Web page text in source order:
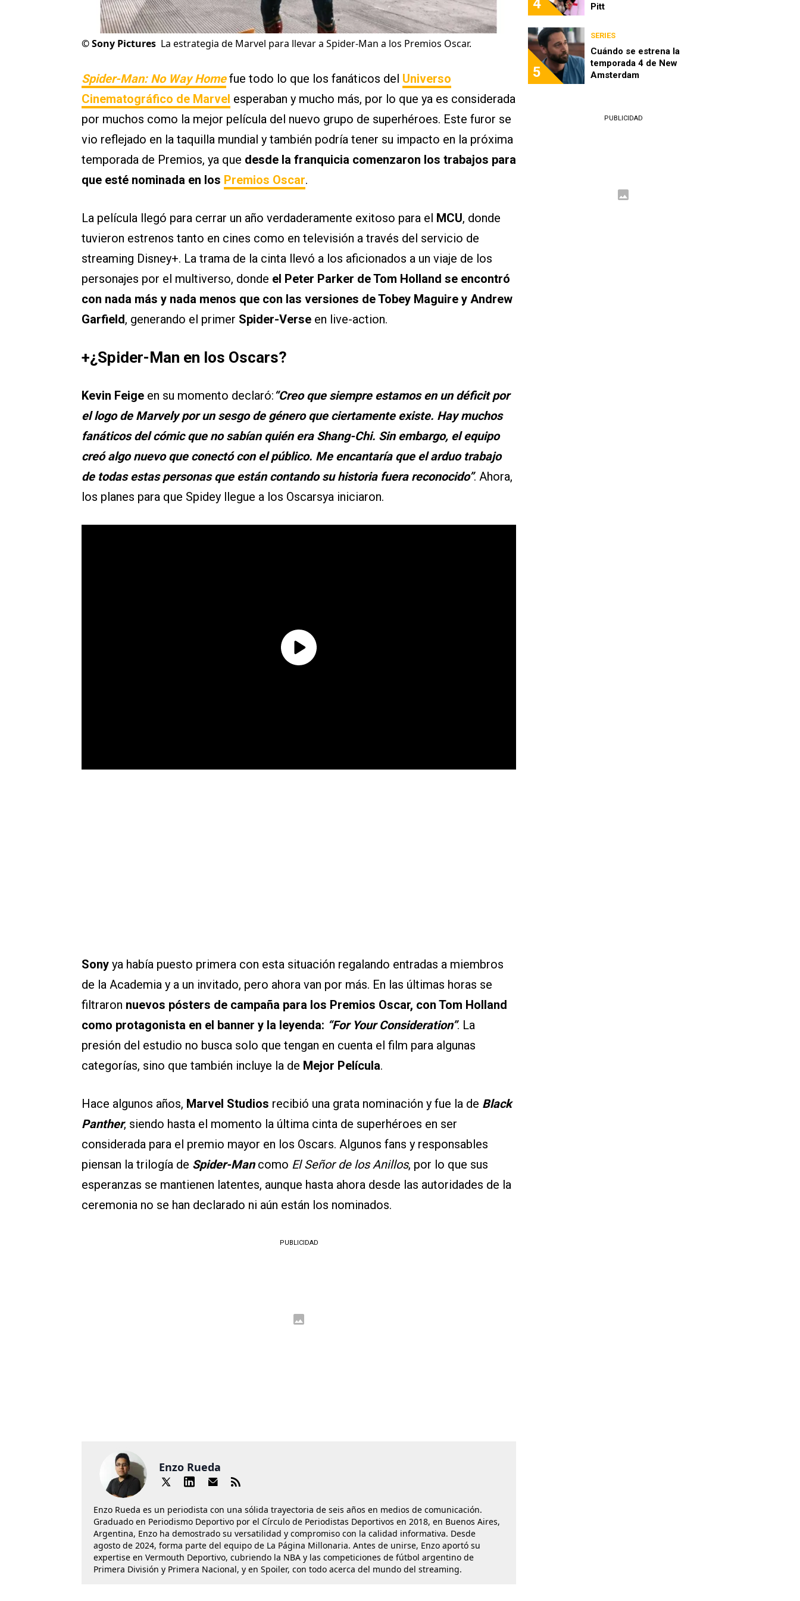
©Sony Pictures La estrategia de Marvel para llevar a Spider-Man a los Premios Oscar.
Spider-Man: No Way Homefue todo lo que los fanáticos del Universo
Cinematográfico de Marvel esperaban y mucho más, por lo que ya es considerada
por muchos como la mejor película del nuevo grupo de superhéroes. Este furor se
vio reflejado en la taquilla mundial y también podría tener su impacto en la próxima
temporada de Premios, ya que desde la franquicia comenzaron los trabajos para
que esté nominada en los Premios Oscar.
La película llegó para cerrar un año verdaderamente exitoso para el MCU, donde
tuvieron estrenos tanto en cines como en televisión a través del servicio de
streaming Disney+. La trama de la cinta llevó a los aficionados a un viaje de los
personajes por el multiverso, donde el Peter Parker de Tom Holland se encontró
con nada más y nada menos que con las versiones de Tobey Maguire y Andrew
Garfield, generando el primer Spider-Verse en live-action.
+¿Spider-Man en los Oscars?
Kevin Feige en su momento declaró:“Creo que siempre estamos en un déficit por
el logo de Marvely por un sesgo de género que ciertamente existe. Hay muchos
fanáticos del cómic que no sabían quién era Shang-Chi. Sin embargo, el equipo
creó algo nuevo que conectó con el público. Me encantaría que el arduo trabajo
de todas estas personas que están contando su historia fuera reconocido”. Ahora,
los planes para que Spidey llegue a los Oscarsya iniciaron.
Sony ya había puesto primera con esta situación regalando entradas a miembros
de la Academia y a un invitado, pero ahora van por más. En las últimas horas se
filtraron nuevos pósters de campaña para los Premios Oscar, con Tom Holland
como protagonista en el banner y la leyenda: “For Your Consideration”. La
presión del estudio no busca solo que tengan en cuenta el film para algunas
categorías, sino que también incluye la de Mejor Película.
Hace algunos años, Marvel Studios recibió una grata nominación y fue la de Black
Panther, siendo hasta el momento la última cinta de superhéroes en ser
considerada para el premio mayor en los Oscars. Algunos fans y responsables
piensan la trilogía de Spider-Mancomo El Señor de los Anillos, por lo que sus
esperanzas se mantienen latentes, aunque hasta ahora desde las autoridades de la
ceremonia no se han declarado ni aún están los nominados.
PUBLICIDAD
Enzo Rueda
Enzo Rueda es un periodista con una sólida trayectoria de seis años en medios de comunicación.
Graduado en Periodismo Deportivo por el Círculo de Periodistas Deportivos en 2018, en Buenos Aires,
Argentina, Enzo ha demostrado su versatilidad y compromiso con la calidad informativa. Desde
agosto de 2024, forma parte del equipo de La Página Millonaria. Antes de unirse, Enzo aportó su
expertise en Vermouth Deportivo, cubriendo la NBA y las competiciones de fútbol argentino de
Primera División y Primera Nacional, y en Spoiler, con todo acerca del mundo del streaming.
4 Pitt
5
SERIES
Cuándo se estrena la
temporada 4 de New
Amsterdam
PUBLICIDAD